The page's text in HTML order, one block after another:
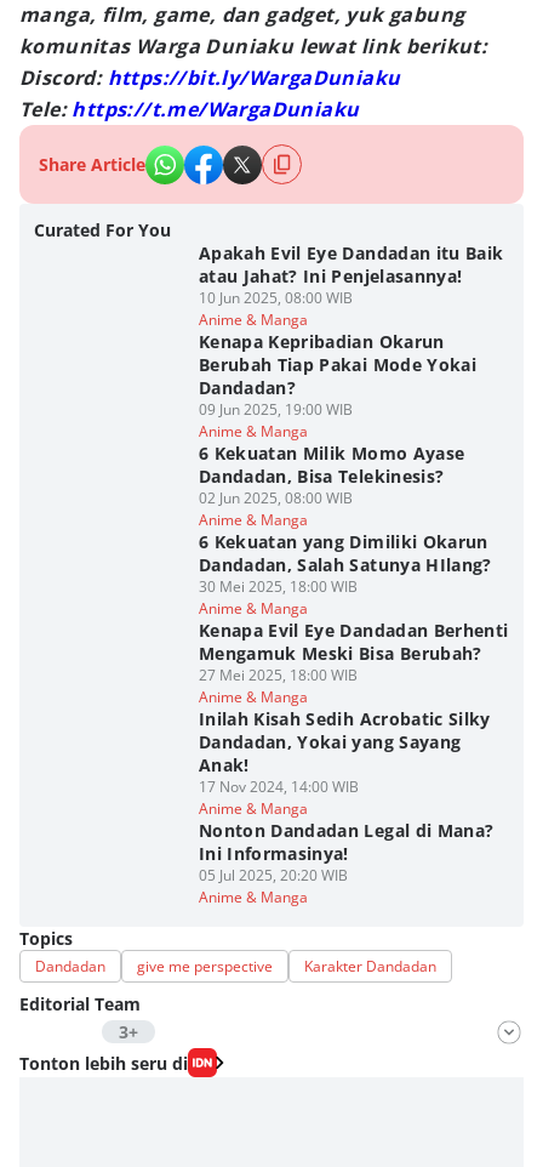
manga, film, game, dan gadget, yuk gabung
komunitas Warga Duniaku lewat link berikut:
Discord: https://bit.ly/WargaDuniaku
Tele:https://t.me/WargaDuniaku
Share Article
Curated For You
Apakah Evil Eye Dandadan itu Baik
atau Jahat? Ini Penjelasannya!
10 Jun 2025, 08:00 WIB
Anime & Manga
Kenapa Kepribadian Okarun
Berubah Tiap Pakai Mode Yokai
Dandadan?
09 Jun 2025, 19:00 WIB
Anime & Manga
6 Kekuatan Milik Momo Ayase
Dandadan, Bisa Telekinesis?
02 Jun 2025, 08:00 WIB
Anime & Manga
6 Kekuatan yang Dimiliki Okarun
Dandadan, Salah Satunya HIlang?
30 Mei 2025, 18:00 WIB
Anime & Manga
Kenapa Evil Eye Dandadan Berhenti
Mengamuk Meski Bisa Berubah?
27 Mei 2025, 18:00 WIB
Anime & Manga
Inilah Kisah Sedih Acrobatic Silky
Dandadan, Yokai yang Sayang
Anak!
17 Nov 2024, 14:00 WIB
Anime & Manga
Nonton Dandadan Legal di Mana?
Ini Informasinya!
05 Jul 2025, 20:20 WIB
Anime & Manga
Topics
Dandadan give me perspective Karakter Dandadan
Editorial Team
3+
Editor
Fahrul Razi Uni Nurullah
Tonton lebih seru di